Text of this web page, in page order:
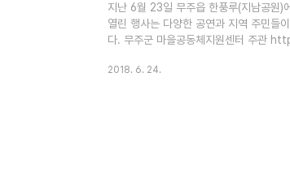
지난 6월 23일 무주읍 한풍루(지남공원)
열린 행사는 다양한 공연과 지역 주민들
다. 무주군 마을공동체지원센터 주관
신청곡 PD : 김선지 EN : 신승민 DJ :
2018. 6. 24.